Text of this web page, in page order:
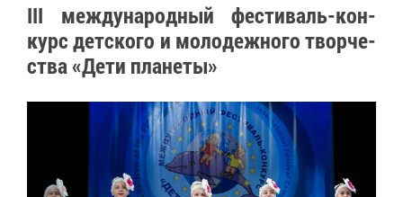
III меж­ду­на­род­ный фе­сти­валь-кон­
курс дет­ско­го и мо­ло­деж­но­го твор­че­
ства «Де­ти пла­не­ты»